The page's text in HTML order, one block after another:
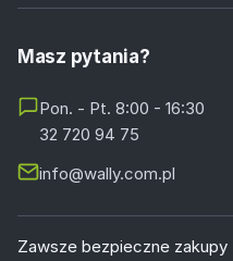
Masz pytania?
Pon. - Pt. 8:00 - 16:30
32 720 94 75
info@wally.com.pl
Zawsze bezpieczne zakupy